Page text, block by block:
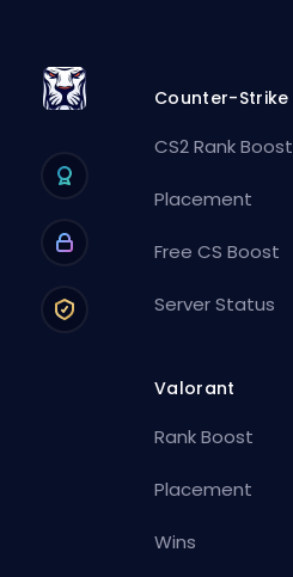
Counter-Strike
CS2 Rank Boost
Placement
Free CS Boost
Server Status
Valorant
Rank Boost
Placement
Wins